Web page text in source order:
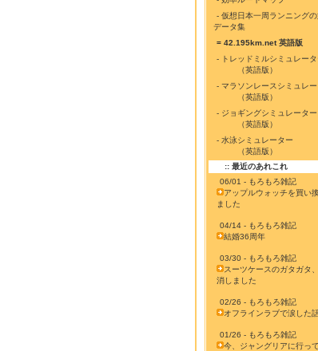
- 仮想日本一周ランニング
データ集
= 42.195km.net 英語版
- トレッドミルシミュレータ
（英語版）
- マラソンレースシミュレー
（英語版）
- ジョギングシミュレーター
（英語版）
- 水泳シミュレーター
（英語版）
:: 最近のあれこれ
06/01 - もろもろ雑記
アップルウォッチを買い
ました
04/14 - もろもろ雑記
結婚36周年
03/30 - もろもろ雑記
スーツケースのガタガタ
消しました
02/26 - もろもろ雑記
オフラインラブで涙した
01/26 - もろもろ雑記
今、ジャングリアに行っ